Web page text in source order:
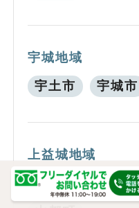
宇城地域
宇土市 宇城市
上益城地域
御船町 嘉島町